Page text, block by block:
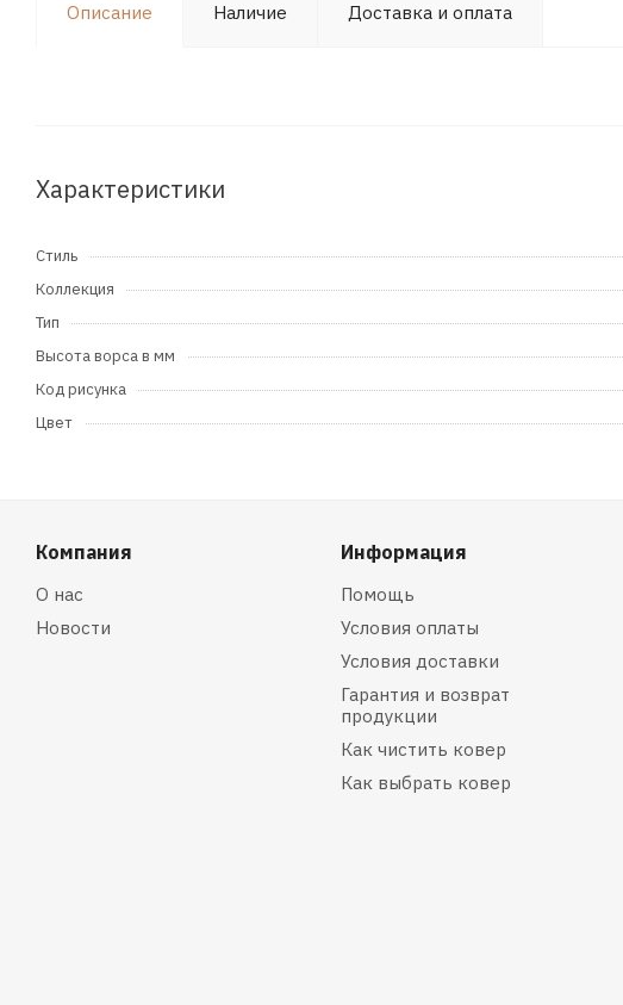
Описание Наличие Доставка и оплата
Характеристики
Стиль
Коллекция
Тип
Высота ворса в мм
Код рисунка
Цвет
Компания
О нас
Новости
Информация
Помощь
Условия оплаты
Условия доставки
Гарантия и возврат
продукции
Как чистить ковер
Как выбрать ковер